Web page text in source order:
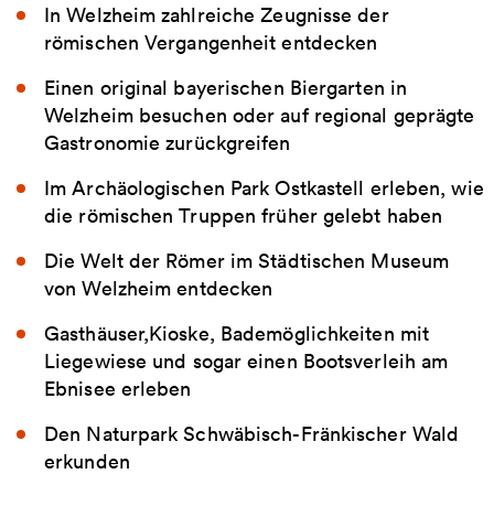
In Welzheim zahlreiche Zeugnisse der
römischen Vergangenheit entdecken
Einen original bayerischen Biergarten in
Welzheim besuchen oder auf regional geprägte
Gastronomie zurückgreifen
Im Archäologischen Park Ostkastell erleben, wie
die römischen Truppen früher gelebt haben
Die Welt der Römer im Städtischen Museum
von Welzheim entdecken
Gasthäuser,Kioske, Bademöglichkeiten mit
Liegewiese und sogar einen Bootsverleih am
Ebnisee erleben
Den Naturpark Schwäbisch-Fränkischer Wald
erkunden